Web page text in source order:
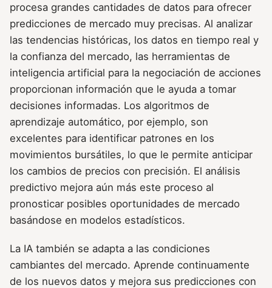
procesa grandes cantidades de datos para ofrecer
predicciones de mercado muy precisas. Al analizar
las tendencias históricas, los datos en tiempo real y
la confianza del mercado, las herramientas de
inteligencia artificial para la negociación de acciones
proporcionan información que le ayuda a tomar
decisiones informadas. Los algoritmos de
aprendizaje automático, por ejemplo, son
excelentes para identificar patrones en los
movimientos bursátiles, lo que le permite anticipar
los cambios de precios con precisión. El análisis
predictivo mejora aún más este proceso al
pronosticar posibles oportunidades de mercado
basándose en modelos estadísticos.
La IA también se adapta a las condiciones
cambiantes del mercado. Aprende continuamente
de los nuevos datos y mejora sus predicciones con